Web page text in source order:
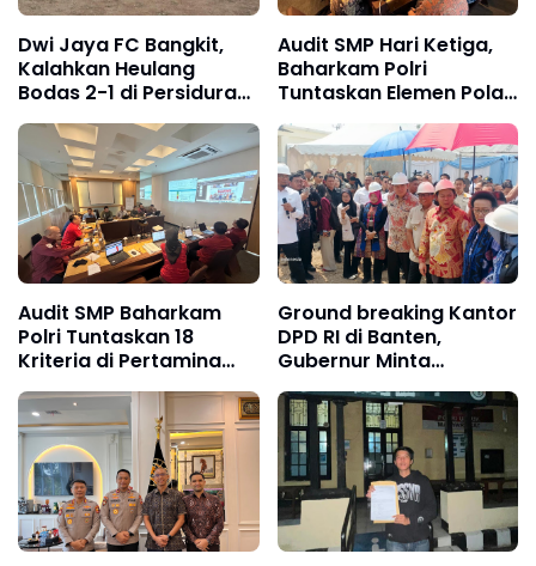
Dwi Jaya FC Bangkit,
Kalahkan Heulang
Bodas 2-1 di Persidura
CUP 2026
Audit SMP Hari Ketiga,
Baharkam Polri
Tuntaskan Elemen Pola
Pengamanan Pertamina
Jabar
Audit SMP Baharkam
Polri Tuntaskan 18
Kriteria di Pertamina
Jabar
Ground breaking Kantor
DPD RI di Banten,
Gubernur Minta
Dukungan Pelebaran
Jalan Nasional